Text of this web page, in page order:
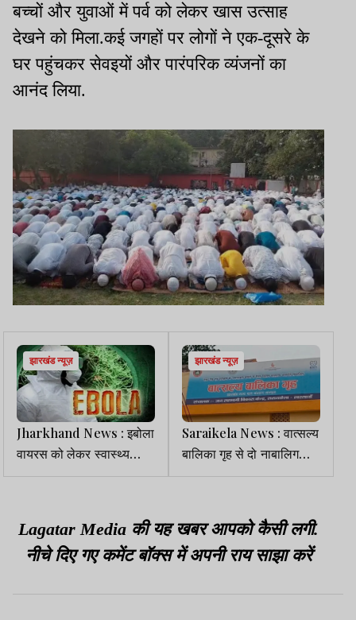
बच्चों और युवाओं में पर्व को लेकर खास उत्साह
देखने को मिला.कई जगहों पर लोगों ने एक-दूसरे के
घर पहुंचकर सेवइयों और पारंपरिक व्यंजनों का
आनंद लिया.
झारखंड न्यूज़
Jharkhand News : इबोला
वायरस को लेकर स्वास्थ्य
विभाग अलर्ट, रिम्स में 6 बेड
झारखंड न्यूज़
Saraikela News : वात्सल्य
बालिका गृह से दो नाबालिग
लड़कियां फरार, सुरक्षा व्यवस्था
Lagatar Media की यह खबर आपको कैसी लगी.
नीचे दिए गए कमेंट बॉक्स में अपनी राय साझा करें